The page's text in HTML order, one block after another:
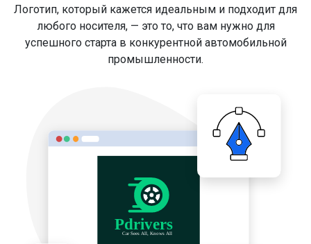
Логотип, который кажется идеальным и подходит для
любого носителя, — это то, что вам нужно для
успешного старта в конкурентной автомобильной
промышленности.